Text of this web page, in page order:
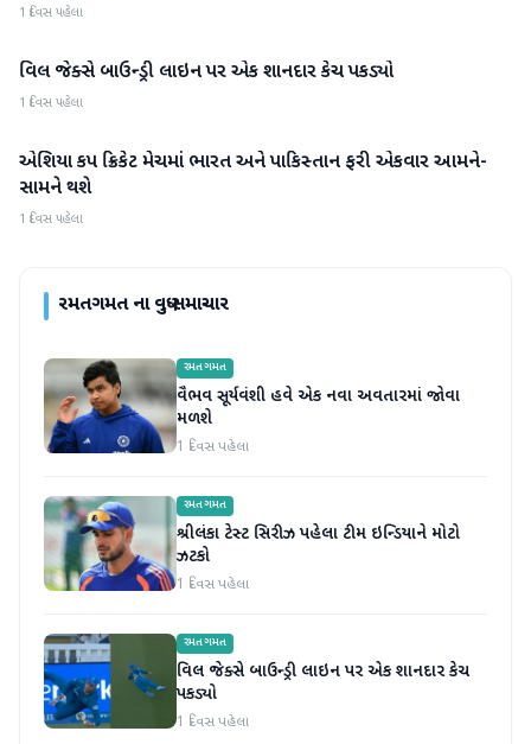
1 દિવસ પહેલા
રમતગમત
વિલ જેક્સે બાઉન્ડ્રી લાઇન પર એક શાનદાર કેચ પકડ્યો
1 દિવસ પહેલા
રમતગમત
એશિયા કપ ક્રિકેટ મેચમાં ભારત અને પાકિસ્તાન ફરી એકવાર આમને-
સામને થશે
1 દિવસ પહેલા
રમતગમતના વધુ સમાચાર
રમતગમત
વૈભવ સૂર્યવંશી હવે એક નવા અવતારમાં જોવા
મળશે
1 દિવસ પહેલા
રમતગમત
શ્રીલંકા ટેસ્ટ સિરીઝ પહેલા ટીમ ઇન્ડિયાને મોટો
ઝટકો
1 દિવસ પહેલા
રમતગમત
વિલ જેક્સે બાઉન્ડ્રી લાઇન પર એક શાનદાર કેચ
પકડ્યો
1 દિવસ પહેલા